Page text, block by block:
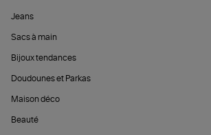
Jeans
Sacs à main
Bijoux tendances
Doudounes et Parkas
Maison déco
Beauté